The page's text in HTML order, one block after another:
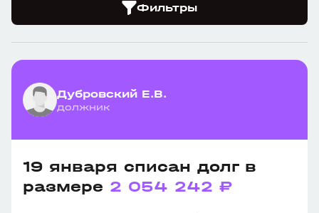
Фильтры
Дубровский Е.В.
должник
19 января списан долг в
размере 2 054 242 ₽